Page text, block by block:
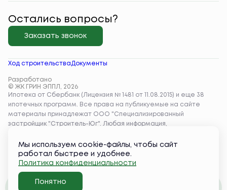
Ход строительстваДокументы
Разработано
© ЖК ГРИН ЭППЛ, 2026
Остались вопросы?
Заказать звонок
Забронировать
Мы используем cookie-файлы, чтобы сайт
работал быстрее и удобнее.
Политика конфиденциальности
Понятно